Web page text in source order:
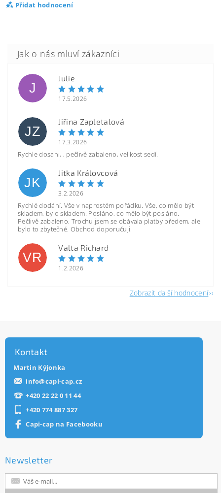
Přidat hodnocení
J
Julie
17.5.2026
JZ
Jiřina Zapletalová
17.3.2026
Rychle dosani, , pečlivě zabaleno, velikost sedí.
JK
Jitka Královcová
3.2.2026
Rychlé dodání. Vše v naprostém pořádku. Vše, co mělo být
skladem, bylo skladem. Posláno, co mělo být posláno.
Pečlivě zabaleno. Trochu jsem se obávala platby předem, ale
bylo to zbytečné. Obchod doporučuji.
VR
Valta Richard
1.2.2026
Zobrazit další hodnocení
Kontakt
Martin Kýjonka
info@capi-cap.cz
+420 22 22 0 11 44
+420 774 887 327
Capi-cap na Facebooku
Newsletter